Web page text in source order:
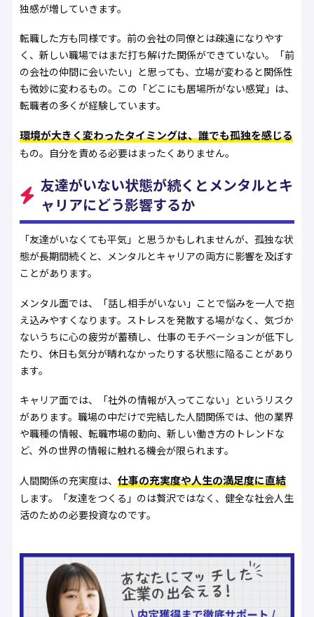
独感が増していきます。
転職した方も同様です。前の会社の同僚とは疎遠になりやす
く、新しい職場ではまだ打ち解けた関係ができていない。「前
の会社の仲間に会いたい」と思っても、立場が変わると関係性
も微妙に変わるもの。この「どこにも居場所がない感覚」は、
転職者の多くが経験しています。
環境が大きく変わったタイミングは、誰でも孤独を感じる
もの。自分を責める必要はまったくありません。
友達がいない状態が続くとメンタルとキ
ャリアにどう影響するか
「友達がいなくても平気」と思うかもしれませんが、孤独な状
態が長期間続くと、メンタルとキャリアの両方に影響を及ぼす
ことがあります。
メンタル面では、「話し相手がいない」ことで悩みを一人で抱
え込みやすくなります。ストレスを発散する場がなく、気づか
ないうちに心の疲労が蓄積し、仕事のモチベーションが低下し
たり、休日も気分が晴れなかったりする状態に陥ることがあり
ます。
キャリア面では、「社外の情報が入ってこない」というリスク
があります。職場の中だけで完結した人間関係では、他の業界
や職種の情報、転職市場の動向、新しい働き方のトレンドな
ど、外の世界の情報に触れる機会が限られます。
人間関係の充実度は、 仕事の充実度や人生の満足度に直結
します。「友達をつくる」のは贅沢ではなく、健全な社会人生
活のための必要投資なのです。